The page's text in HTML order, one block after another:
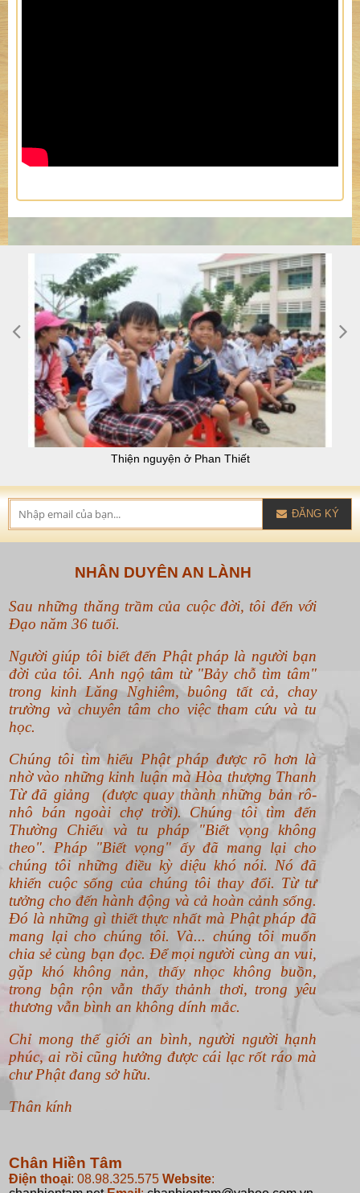
Thiện nguyện ở Phan Thiết
ĐĂNG KÝ
NHÂN DUYÊN AN LÀNH
Sau những thăng trầm của cuộc đời, tôi đến với
Đạo năm 36 tuổi.
Người giúp tôi biết đến Phật pháp là người bạn
đời của tôi. Anh ngộ tâm từ "Bảy chỗ tìm tâm"
trong kinh Lăng Nghiêm, buông tất cả, chay
trường và chuyên tâm cho việc tham cứu và tu
học.
Chúng tôi tìm hiểu Phật pháp được rõ hơn là
nhờ vào những kinh luận mà Hòa thượng Thanh
Từ đã giảng (được quay thành những bản rô-
nhô bán ngoài chợ trời). Chúng tôi tìm đến
Thường Chiếu và tu pháp "Biết vọng không
theo".Pháp "Biết vọng" ấy đã mang lại cho
chúng tôi những điều kỳ diệu khó nói. Nó đã
khiến cuộc sống của chúng tôi thay đổi. Từ tư
tưởng cho đến hành động và cả hoàn cảnh sống.
Đó là những gì thiết thực nhất mà Phật pháp đã
mang lại cho chúng tôi. Và... chúng tôi muốn
chia sẻ cùng bạn đọc. Để mọi người cùng an vui,
gặp khó không nản, thấy nhọc không buồn,
trong bận rộn vẫn thấy thảnh thơi, trong yêu
thương vẫn bình an không dính mắc.
Chỉ mong thế giới an bình, người người hạnh
phúc, ai rồi cũng hưởng được cái lạc rốt ráo mà
chư Phật đang sở hữu.
Thân kính
Chân Hiền Tâm
Điện thoại: 08.98.325.575 Website: